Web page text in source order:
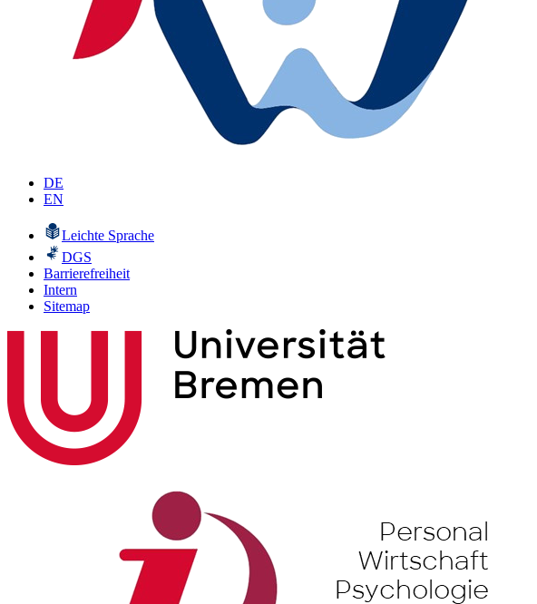
DE
EN
Leichte Sprache
DGS
Barrierefreiheit
Intern
Sitemap